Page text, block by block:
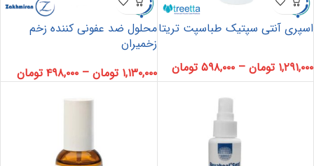
اسپری آنتی سپتیک طباسپت تریتا
۱,۲۹۱,۰۰۰ تومان – ۵۹۸,۰۰۰ تومان
محلول ضد عفونی کننده زخم
زخمیران
۱,۱۳۰,۰۰۰ تومان – ۴۹۸,۰۰۰ تومان